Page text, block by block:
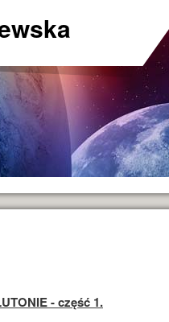
- część 1.